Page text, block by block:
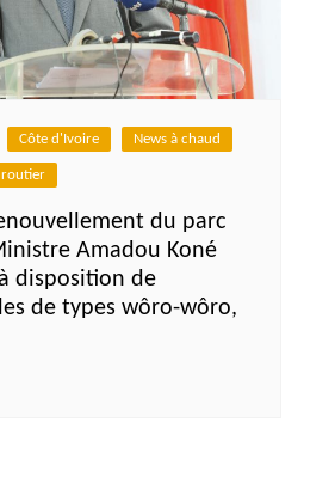
Côte d'Ivoire News à chaud
routier
du parc
Amadou Koné
disposition de
de types wôro-wôro,